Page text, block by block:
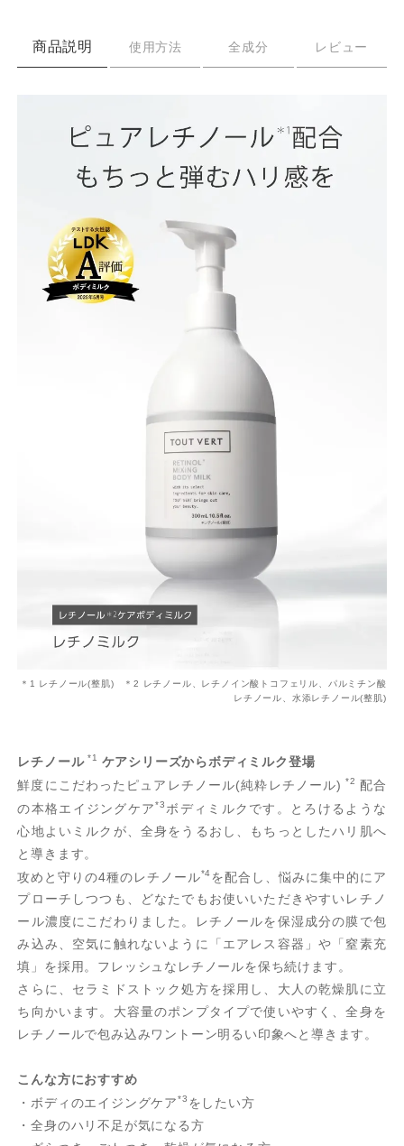
商品説明 使用方法 全成分 レビュー
＊1 レチノール(整肌) ＊2 レチノール、レチノイン酸トコフェリル、パルミチン酸
レチノール、水添レチノール(整肌)
レチノール *1 ケアシリーズからボディミルク登場
鮮度にこだわったピュアレチノール(純粋レチノール) *2 配合
の本格エイジングケア*3 ボディミルクです。とろけるような
心地よいミルクが、全身をうるおし、もちっとしたハリ肌へ
と導きます。
攻めと守りの4種のレチノール*4を配合し、悩みに集中的にア
プローチしつつも、どなたでもお使いいただきやすいレチノ
ール濃度にこだわりました。レチノールを保湿成分の膜で包
み込み、空気に触れないように「エアレス容器」や「窒素充
填」を採用。フレッシュなレチノールを保ち続けます。
さらに、セラミドストック処方を採用し、大人の乾燥肌に立
ち向かいます。大容量のポンプタイプで使いやすく、全身を
レチノールで包み込みワントーン明るい印象へと導きます。
こんな方におすすめ
・ボディのエイジングケア*3 をしたい方
・全身のハリ不足が気になる方